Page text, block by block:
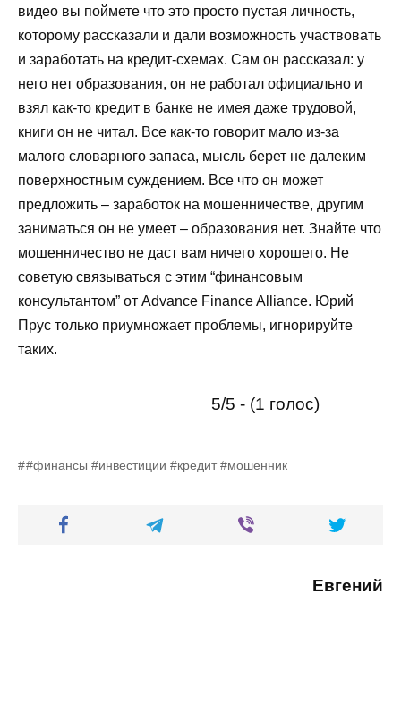
видео вы поймете что это просто пустая личность,
которому рассказали и дали возможность участвовать
и заработать на кредит-схемах. Сам он рассказал: у
него нет образования, он не работал официально и
взял как-то кредит в банке не имея даже трудовой,
книги он не читал. Все как-то говорит мало из-за
малого словарного запаса, мысль берет не далеким
поверхностным суждением. Все что он может
предложить – заработок на мошенничестве, другим
заниматься он не умеет – образования нет. Знайте что
мошенничество не даст вам ничего хорошего. Не
советую связываться с этим “финансовым
консультантом” от Advance Finance Alliance. Юрий
Прус только приумножает проблемы, игнорируйте
таких.
5/5 - (1 голос)
#финансы #инвестиции #кредит #мошенник
Евгений